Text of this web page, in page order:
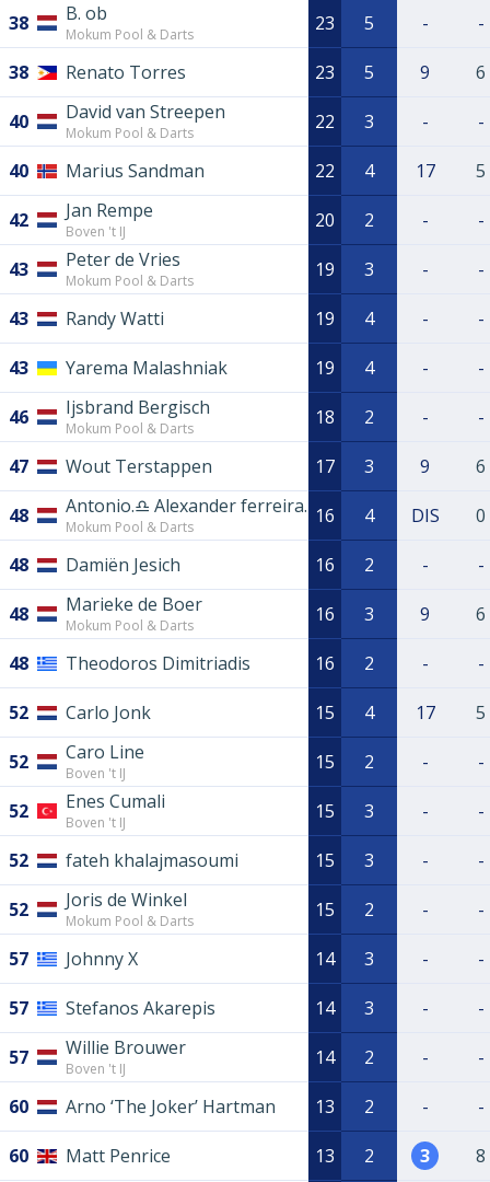
38 B. ob
Mokum Pool & Darts 23 5 - -
38 Renato Torres 23 5 9 6
40 David van Streepen
Mokum Pool & Darts 22 3 - -
40 Marius Sandman 22 4 17 5
42 Jan Rempe
Boven 't IJ 20 2 - -
43 Peter de Vries
Mokum Pool & Darts 19 3 - -
43 Randy Watti 19 4 - -
43 Yarema Malashniak 19 4 - -
46 Ijsbrand Bergisch
Mokum Pool & Darts 18 2 - -
47 Wout Terstappen 17 3 9 6
48 Antonio.♎️ Alexander ferreira.
Mokum Pool & Darts 16 4 DIS 0
48 Damiën Jesich 16 2 - -
48 Marieke de Boer
Mokum Pool & Darts 16 3 9 6
48 Theodoros Dimitriadis 16 2 - -
52 Carlo Jonk 15 4 17 5
52 Caro Line
Boven 't IJ 15 2 - -
52 Enes Cumali
Boven 't IJ 15 3 - -
52 fateh khalajmasoumi 15 3 - -
52 Joris de Winkel
Mokum Pool & Darts 15 2 - -
57 Johnny X 14 3 - -
57 Stefanos Akarepis 14 3 - -
57 Willie Brouwer
Boven 't IJ 14 2 - -
60 Arno ‘The Joker’ Hartman 13 2 - -
60 Matt Penrice 13 2 3 8